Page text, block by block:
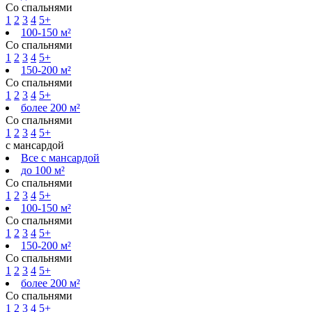
Со спальнями
1 2 3 4 5+
100-150 м²
Со спальнями
1 2 3 4 5+
150-200 м²
Со спальнями
1 2 3 4 5+
более 200 м²
Со спальнями
1 2 3 4 5+
с мансардой
Все с мансардой
до 100 м²
Со спальнями
1 2 3 4 5+
100-150 м²
Со спальнями
1 2 3 4 5+
150-200 м²
Со спальнями
1 2 3 4 5+
более 200 м²
Со спальнями
1 2 3 4 5+